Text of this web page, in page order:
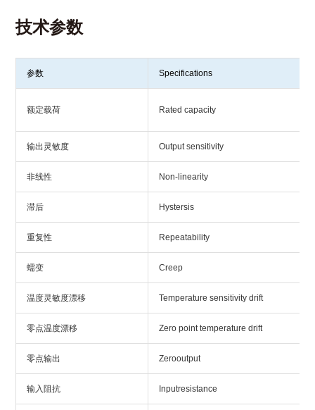
技术参数
参数 Specifications
额定载荷 Rated capacity
输出灵敏度 Output sensitivity
非线性 Non-linearity
滞后 Hystersis
重复性 Repeatability
蠕变 Creep
温度灵敏度漂移 Temperature sensitivity drift
零点温度漂移 Zero point temperature drift
零点输出 Zerooutput
输入阻抗 Inputresistance